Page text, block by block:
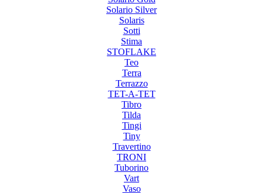
Solario Silver
Solaris
Sotti
Stima
STOFLAKE
Teo
Terra
Terrazzo
TET-A-TET
Tibro
Tilda
Tingi
Tiny
Travertino
TRONI
Tuborino
Vart
Vaso